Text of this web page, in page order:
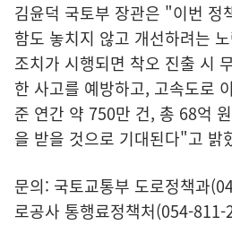
김윤덕 국토부 장관은 "이번 정
함도 놓치지 않고 개선하려는
조치가 시행되면 착오 진출 시
한 사고를 예방하고, 고속도로
준 연간 약 750만 건, 총 68억
을 받을 것으로 기대된다"고 밝
문의: 국토교통부 도로정책과
로공사 통행료정책처(054-811-